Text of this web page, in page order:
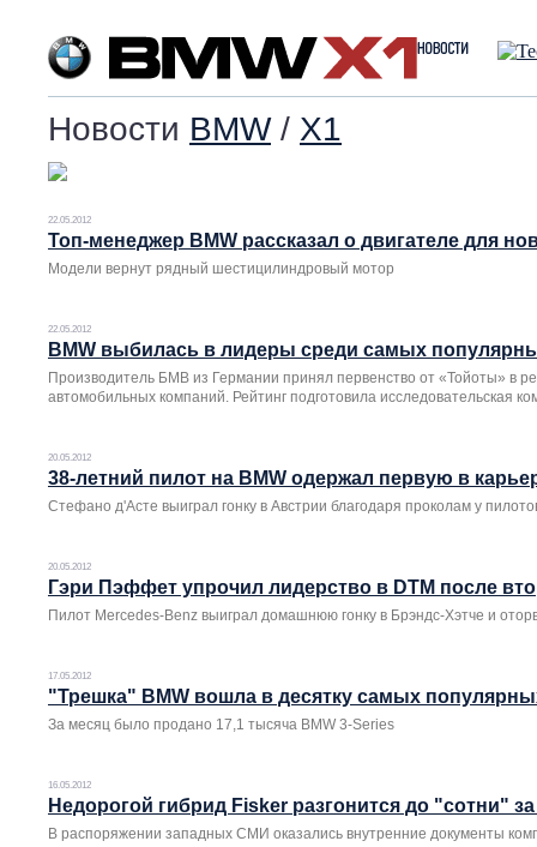
Новости BMW/ X1
22.05.2012
Топ-менеджер BMW рассказал о двигателе для
Модели вернут рядный шестицилиндровый мотор
22.05.2012
BMW выбилась в лидеры среди самых
Производитель БМВ из Германии принял первенство от «Тойоты» в
автомобильных компаний. Рейтинг подготовила исследовательская
20.05.2012
38-летний пилот на BMW одержал первую в
Стефано д'Асте выиграл гонку в Австрии благодаря проколам у
20.05.2012
Гэри Пэффет упрочил лидерство в DTM после
Пилот Mercedes-Benz выиграл домашнюю гонку в Брэндс-Хэтче и
17.05.2012
"Трешка" BMW вошла в десятку самых
За месяц было продано 17,1 тысяча BMW 3-Series
16.05.2012
Недорогой гибрид Fisker разгонится до "сотни"
В распоряжении западных СМИ оказались внутренние документы